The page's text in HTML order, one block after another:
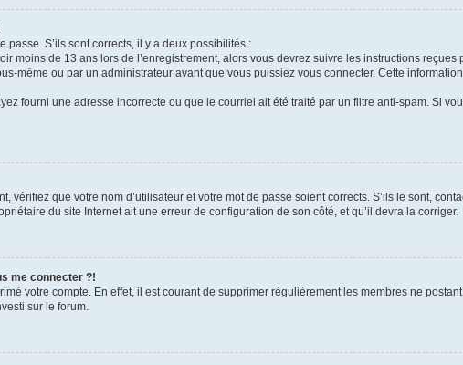
passe. S’ils sont corrects, il y a deux possibilités :
moins de 13 ans lors de l’enregistrement, alors vous devrez suivre les instructions
même ou par un administrateur avant que vous puissiez vous connecter. Cette
fourni une adresse incorrecte ou que le courriel ait été traité par un filtre anti-spam. Si
vérifiez que votre nom d’utilisateur et votre mot de passe soient corrects. S’ils le sont,
du site Internet ait une erreur de configuration de son côté, et qu’il devra la corriger.
me connecter ?!
votre compte. En effet, il est courant de supprimer régulièrement les membres ne
sur le forum.